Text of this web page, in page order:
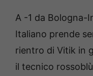
A -1 da Bologna-
Italiano prende
rientro di Vitik in
il tecnico